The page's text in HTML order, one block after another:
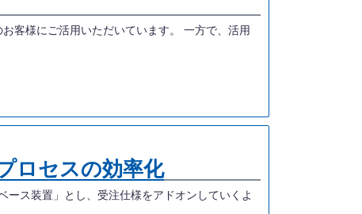
客様にご活用いただいています。 一方で、活用
ロセスの効率化
ス装置」とし、受注仕様をアドオンしていくよ